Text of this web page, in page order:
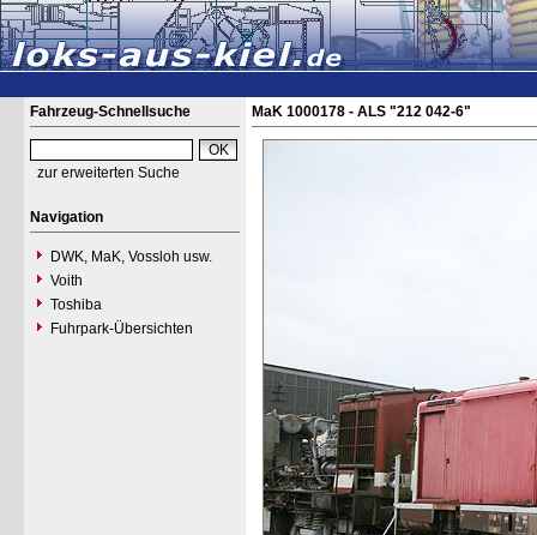
Fahrzeug-Schnellsuche
zur erweiterten Suche
Navigation
DWK, MaK, Vossloh usw.
Voith
Toshiba
Fuhrpark-Übersichten
MaK 1000178 - ALS "212 042-6"